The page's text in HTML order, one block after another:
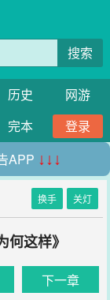
搜索
历史
网游
完本
登录
APP ↓↓↓
换手 关灯
这样》
下一章